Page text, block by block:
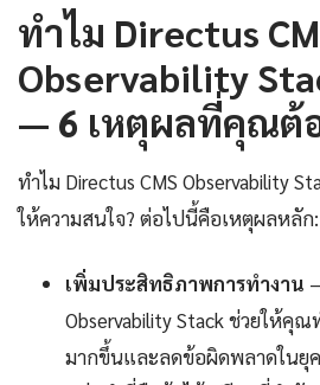
ทำไม Directus
Observability
— 6 เหตุผลที่คุณต้
ทำไม Directus CMS Observability
ให้ความสนใจ? ต่อไปนี้คือเหตุผลหลัก:
เพิ่มประสิทธิภาพการทำงาน
Observability Stack ช่วยให้คุ
มากขึ้นและลดข้อผิดพลาดในยุ